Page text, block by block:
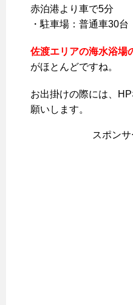
赤泊港より車で5分
・駐車場：普通車30台
佐渡エリアの海水浴場
がほとんどですね。
お出掛けの際には、
願いします。
スポン